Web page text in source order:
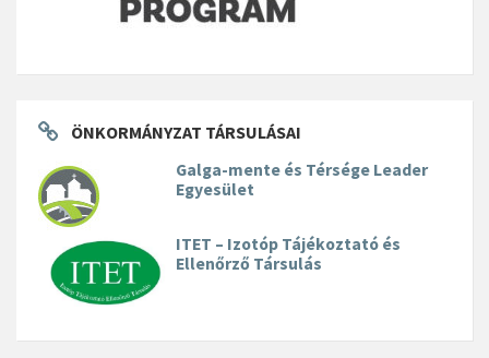
ÖNKORMÁNYZAT TÁRSULÁSAI
Galga-mente és Térsége Leader
Egyesület
ITET – Izotóp Tájékoztató és
Ellenőrző Társulás